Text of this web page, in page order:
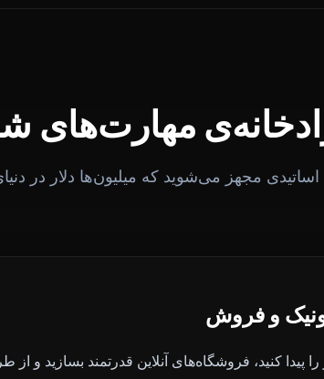
مهارت‌های
مجهز می‌شوید که میلیون‌ها دلار در
و فروش
پیدا کنید، فروشگاه‌های آنلاین قدرتمند بسازید و از